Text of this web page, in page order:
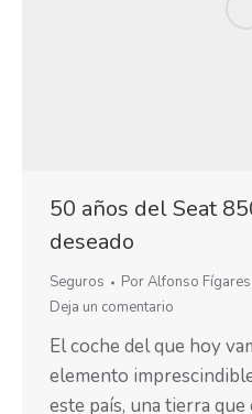
50 años del Seat
deseado
Seguros PorAlfonso Fígares
Deja un comentario
El coche del que hoy
elemento
este país, una tierra